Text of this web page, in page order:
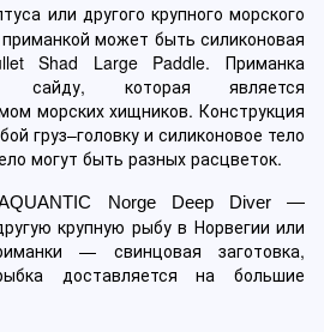
или другого крупного морского
может быть силиконовая
Shad Large Paddle. Приманка
сайду, которая является
морских хищников. Конструкция
груз–головку и силиконовое тело
могут быть разных расцветок.
Norge Deep Diver —
крупную рыбу в Норвегии или
— свинцовая заготовка,
доставляется на большие